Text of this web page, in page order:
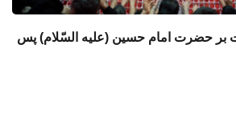
بر حضرت امام حسين (علیه السّلام) پس